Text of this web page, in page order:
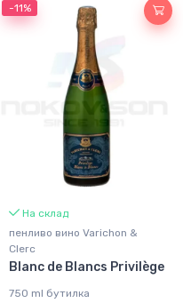
-11%
На склад
пенливо вино Varichon &
Clerc
Blanc de Blancs Privilège
750 ml бутилка